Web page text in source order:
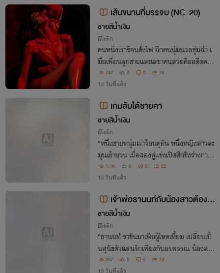
เส้นขนานที่บรรจบ (NC-20)
ชายสีน้ำเงิน
อีโรติก
คนหนึ่งเร่าร้อนดั่งไฟ อีกคนนุ่มนวลชุ่มฉ่ำ เ
มื่อเพื่อนลูกชายและเลขาคนสวยคืออดีตคนรั
กที่มาปะทะกันบนเตียงของเธอ!
747 0 0 16
10 วันที่แล้ว
เกมลับใต้ชายคา
ชายสีน้ำเงิน
อีโรติก
"หนึ่งชายหนุ่มเร่าร้อนดุดัน หนึ่งหญิงสาวละ
มุนเย้ายวน เมื่อสองคู่แข่งเปิดศึกชิงร่างกาย
และหัวใจของม่ายสาว เธอจึงขอเปลี่ยนจากเ
หยื่อเป็นราชินีผู้คุมเกมรัก!"
1.1K 0 0 22
10 วันที่แล้ว
เจ้าพ่อธานนท์กับน้องสาวต้องห้
าม [NC-20]
ชายสีน้ำเงิน
อีโรติก
“ธานนท์ ราชันมาเฟียผู้โหดเหี้ยม เปลี่ยนเป็
นสุนัขตัวแสนรักเพียงกับอรพรรณ น้องสาว
บุญธรรมที่เขาเลี้ยงดูจนโตเป็นสาว ‘พี่จะปก
267 0 0 12
10 วันที่แล้ว